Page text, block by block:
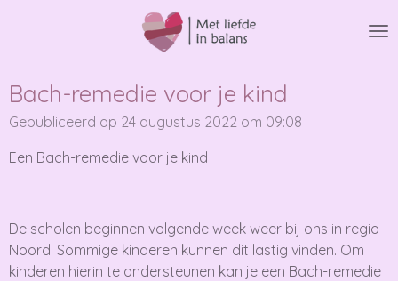
de
hoofdinhoud
Bach-remedie voor je kind
Gepubliceerd op 24 augustus 2022 om 09:08
Een Bach-remedie voor je kind
De scholen beginnen volgende week weer bij ons in regio
Noord. Sommige kinderen kunnen dit lastig vinden. Om
kinderen hierin te ondersteunen kan je een Bach-remedie